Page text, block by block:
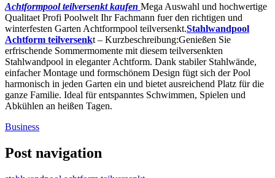
Achtformpool teilversenkt kaufen Mega Auswahl und hochwertige
Qualitaet Profi Poolwelt Ihr Fachmann fuer den richtigen und
winterfesten Garten Achtformpool teilversenkt.Stahlwandpool
Achtform teilversenkt – Kurzbeschreibung:Genießen Sie
erfrischende Sommermomente mit diesem teilversenkten
Stahlwandpool in eleganter Achtform. Dank stabiler Stahlwände,
einfacher Montage und formschönem Design fügt sich der Pool
harmonisch in jeden Garten ein und bietet ausreichend Platz für die
ganze Familie. Ideal für entspanntes Schwimmen, Spielen und
Abkühlen an heißen Tagen.
Business
Post navigation